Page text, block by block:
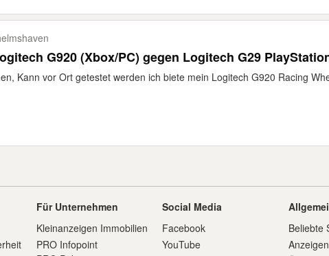
G920 (Xbox/PC) gegen Logitech G29
Kann vor Ort getestet werden ich biete mein Logitech G920 Racing
Für Unternehmen
Kleinanzeigen Immobilien
PRO Infopoint
Social Media
Facebook
YouTube
Beliebte